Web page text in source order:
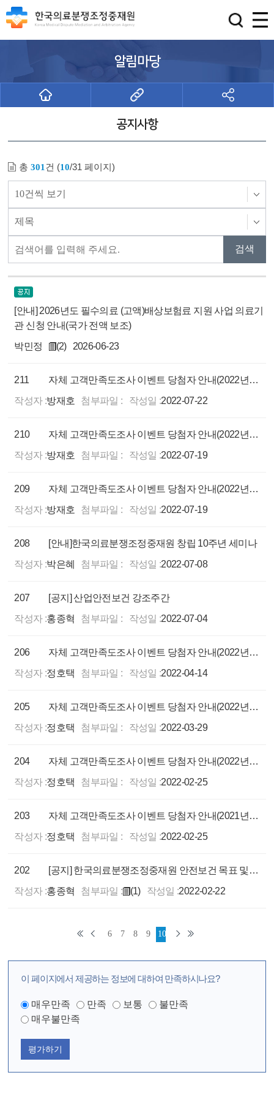
알림마당
공지사항
총301 건 (10/31 페이지)
[안내] 2026년도 필수의료 (고액)배상보험료 지원 사업 의료기
관 신청 안내(국가 전액 보조)
박민정
(2) 2026-06-23
211
자체 고객만족도조사 이벤트 당첨자 안내(2022년 6월)
작성자 :방재호 첨부파일 : 작성일 :2022-07-22
210
자체 고객만족도조사 이벤트 당첨자 안내(2022년 5월)
작성자 :방재호 첨부파일 : 작성일 :2022-07-19
209
자체 고객만족도조사 이벤트 당첨자 안내(2022년 4월)
작성자 :방재호 첨부파일 : 작성일 :2022-07-19
208
[안내]한국의료분쟁조정중재원 창립 10주년 세미나
작성자 :박은혜 첨부파일 : 작성일 :2022-07-08
207
[공지] 산업안전보건 강조주간
작성자 :홍종혁 첨부파일 : 작성일 :2022-07-04
206
자체 고객만족도조사 이벤트 당첨자 안내(2022년 3월)
작성자 :정호택 첨부파일 : 작성일 :2022-04-14
205
자체 고객만족도조사 이벤트 당첨자 안내(2022년 2월)
작성자 :정호택 첨부파일 : 작성일 :2022-03-29
204
자체 고객만족도조사 이벤트 당첨자 안내(2022년 1월)
작성자 :정호택 첨부파일 : 작성일 :2022-02-25
203
자체 고객만족도조사 이벤트 당첨자 안내(2021년 12월)
작성자 :정호택 첨부파일 : 작성일 :2022-02-25
202
[공지] 한국의료분쟁조정중재원 안전보건 목표 및 경영방침
작성자 :홍종혁 첨부파일 : (1) 작성일 :2022-02-22
6 7 8 9 10
이 페이지에서 제공하는 정보에 대하여 만족하시나요?
매우만족 만족 보통
불만족
매우불만족
평가하기